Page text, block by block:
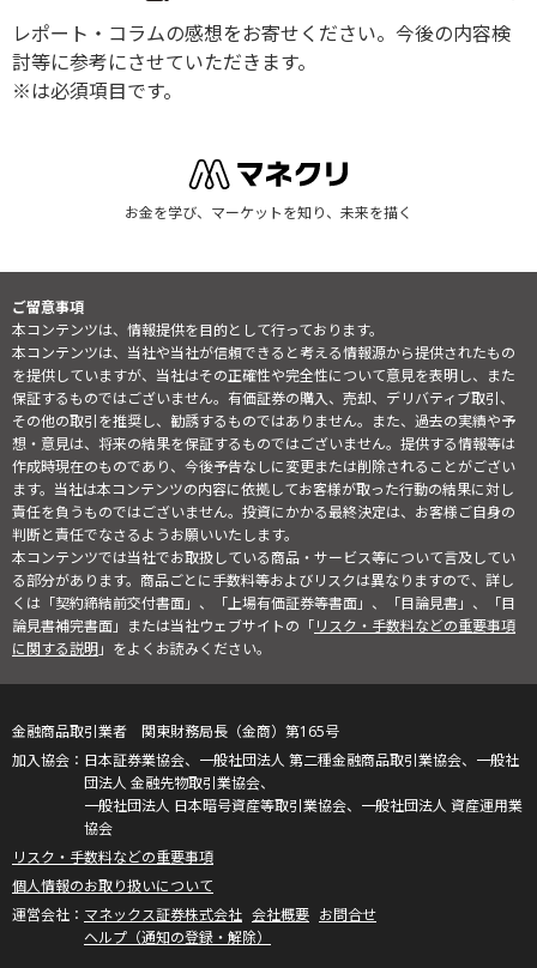
レポート・コラムの感想をお寄せください。今後の内容検
討等に参考にさせていただきます。
※は必須項目です。
お金を学び、マーケットを知り、未来を描く
ご留意事項
本コンテンツは、情報提供を目的として行っております。
本コンテンツは、当社や当社が信頼できると考える情報源から提供されたもの
を提供していますが、当社はその正確性や完全性について意見を表明し、また
保証するものではございません。有価証券の購入、売却、デリバティブ取引、
その他の取引を推奨し、勧誘するものではありません。また、過去の実績や予
想・意見は、将来の結果を保証するものではございません。提供する情報等は
作成時現在のものであり、今後予告なしに変更または削除されることがござい
ます。当社は本コンテンツの内容に依拠してお客様が取った行動の結果に対し
責任を負うものではございません。投資にかかる最終決定は、お客様ご自身の
判断と責任でなさるようお願いいたします。
本コンテンツでは当社でお取扱している商品・サービス等について言及してい
る部分があります。商品ごとに手数料等およびリスクは異なりますので、詳し
くは「契約締結前交付書面」、「上場有価証券等書面」、「目論見書」、「目
論見書補完書面」または当社ウェブサイトの「リスク・手数料などの重要事項
に関する説明」をよくお読みください。
金融商品取引業者 関東財務局長（金商）第165号
日本証券業協会、一般社団法人 第二種金融商品取引業協会、一般社
団法人 金融先物取引業協会、
一般社団法人 日本暗号資産等取引業協会、一般社団法人 資産運用業
協会
リスク・手数料などの重要事項
個人情報のお取り扱いについて
マネックス証券株式会社 会社概要 お問合せ
ヘルプ（通知の登録・解除）